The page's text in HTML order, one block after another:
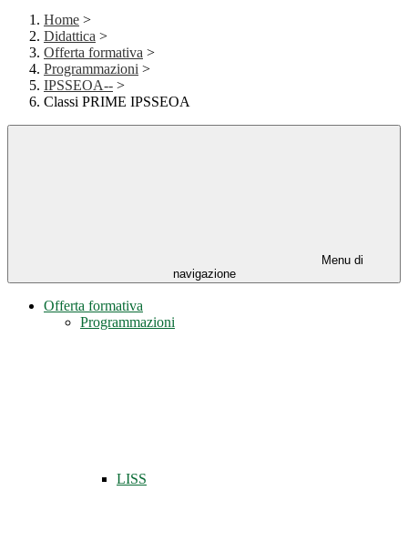
Home >
Didattica >
Offerta formativa >
Programmazioni >
IPSSEOA-- >
Classi PRIME IPSSEOA
Menu di
navigazione
Offerta formativa
Programmazioni
LISS